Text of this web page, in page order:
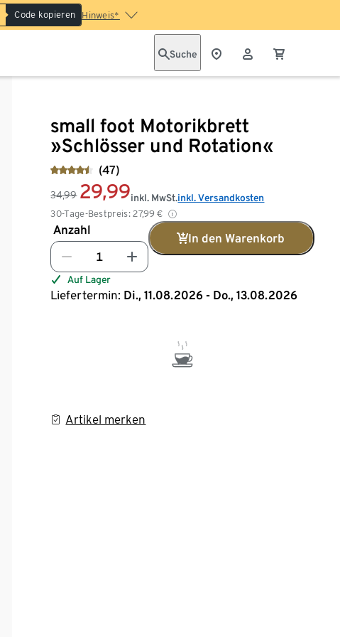
Code kopieren Hinweis*
Suche
small foot Motorikbrett
»Schlösser und Rotation«
(47)
34,99 29,99
30-Tage-Bestpreis: 27,99 €
inkl. MwSt.inkl. Versandkosten
Anzahl
In den Warenkorb
Auf Lager
Liefertermin: Di., 11.08.2026 - Do., 13.08.2026
Artikel merken